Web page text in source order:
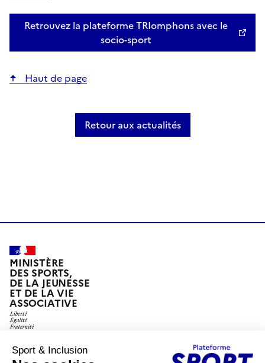
Retrouvez la plateforme TRIomphons avec le
socio-sport
Haut de page
Retour aux actualités
MINISTÈRE
DES SPORTS,
DE LA JEUNESSE
ET DE LA VIE
ASSOCIATIVE
legifrance.gouv.fr